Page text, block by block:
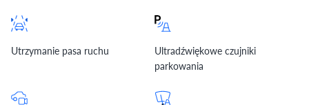
Utrzymanie pasa ruchu
Ultradźwiękowe czujniki
parkowania